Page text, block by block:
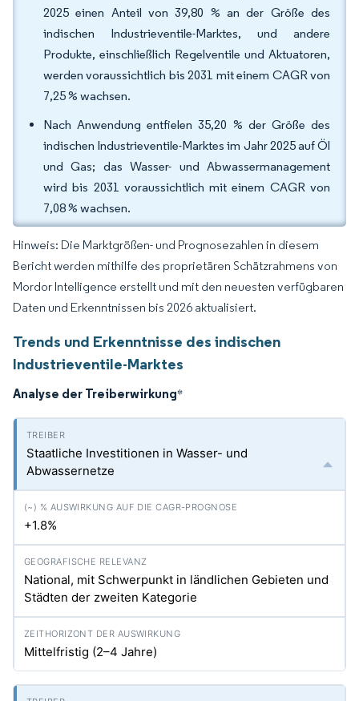
2025 einen Anteil von 39,80 % an der Größe des
indischen Industrieventile-Marktes, und andere
Produkte, einschließlich Regelventile und Aktuatoren,
werden voraussichtlich bis 2031 mit einem CAGR von
7,25 % wachsen.
Nach Anwendung entfielen 35,20 % der Größe des
indischen Industrieventile-Marktes im Jahr 2025 auf Öl
und Gas; das Wasser- und Abwassermanagement
wird bis 2031 voraussichtlich mit einem CAGR von
7,08 % wachsen.
Hinweis: Die Marktgrößen- und Prognosezahlen in diesem
Bericht werden mithilfe des proprietären Schätzrahmens von
Mordor Intelligence erstellt und mit den neuesten verfügbaren
Daten und Erkenntnissen bis 2026 aktualisiert.
Trends und Erkenntnisse des indischen
Industrieventile-Marktes
Analyse der Treiberwirkung*
Staatliche Investitionen in Wasser- und
Abwassernetze
+1.8%
National, mit Schwerpunkt in ländlichen Gebieten und
Städten der zweiten Kategorie
Mittelfristig (2–4 Jahre)